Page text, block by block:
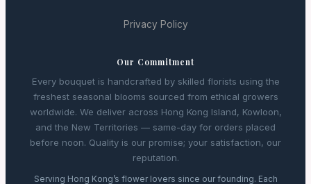
Privacy Policy
Our Commitment
Every bouquet is handcrafted by skilled florists using the
freshest seasonal blooms sourced from ethical growers
worldwide. We deliver across Hong Kong Island, Kowloon,
and the New Territories — same-day for orders placed
before noon. Quality is our promise; your satisfaction, our
reputation.
Serving Hong Kong’s flower lovers since our founding. Each